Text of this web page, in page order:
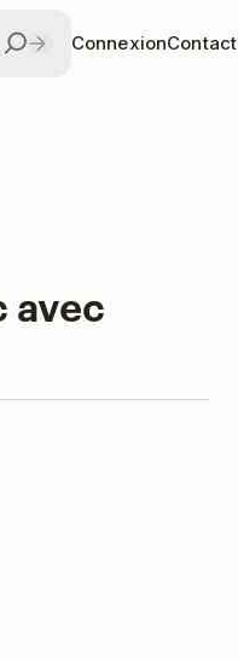
Connexion
avec